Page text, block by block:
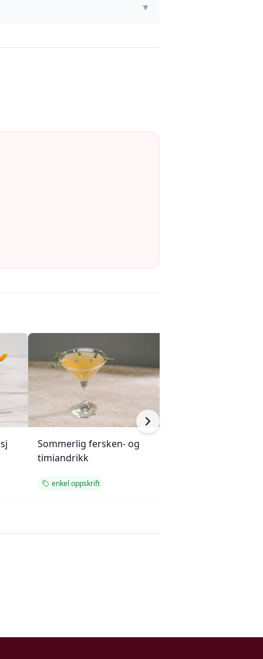
▼
Sommerlig fersken- og
timiandrikk
enkel oppskrift